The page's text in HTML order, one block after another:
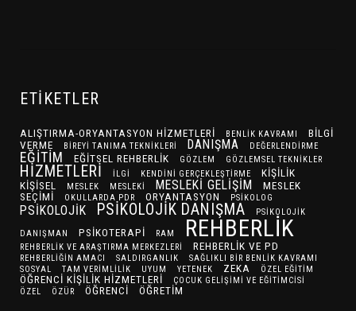
ETIKETLER
ALIŞTIRMA-ORYANTASYON HIZMETLERI BENLIK KAVRAMI
BILGI
VERME
BIREYI TANIMA TEKNIKLERI DANIŞMA DEĞERLENDIRME
EĞITIM EĞITSEL REHBERLIK GÖZLEM GÖZLEMSEL TEKNIKLER
HIZMETLERI ILGI KENDINI GERÇEKLEŞTIRME
KIŞILIK
KIŞISEL
MESLEK MESLEKI MESLEKI GELIŞIM
MESLEK
SEÇIMI
OKULLARDA PDR ORYANTASYON PSIKOLOG
PSIKOLOJIK PSIKOLOJIK DANIŞMA PSIKOLOJIK
DANIŞMAN PSIKOTERAPI RAM REHBERLIK
REHBERLIK VE ARAŞTIRMA MERKEZLERI REHBERLIK VE PD
REHBERLIĞIN AMACI SALDIRGANLIK
SAĞLIKLI BIR BENLIK KAVRAMI
SOSYAL
TAM VERIMLILIK UYUM YETENEK ZEKA ÖZEL EĞITIM
ÖĞRENCI KIŞILIK HIZMETLERI
ÇOCUK GELIŞIMI VE EĞITIMCISI
ÖZEL
ÖZÜR ÖĞRENCI ÖĞRETIM